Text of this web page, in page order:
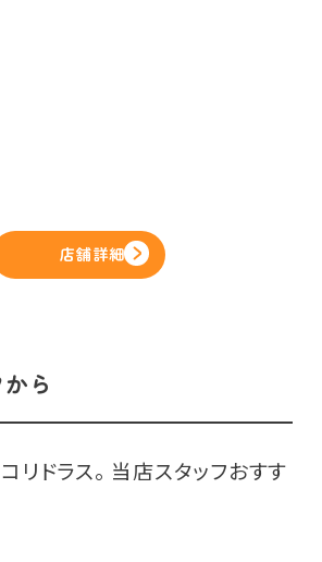
店舗詳細
ら
リドラス。 当店スタッフおすす